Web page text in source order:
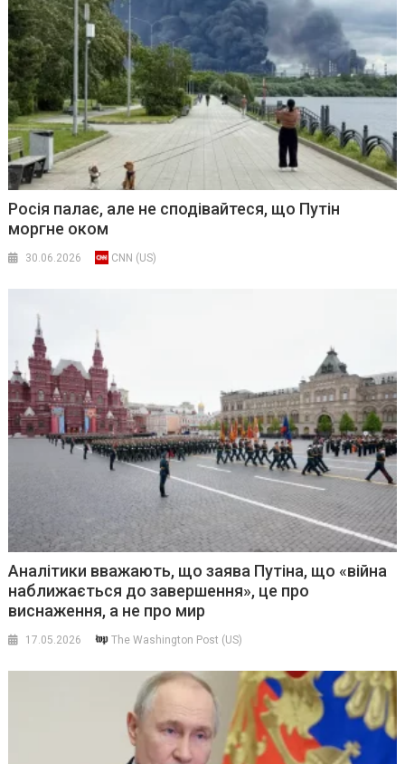
Росія палає, але не сподівайтеся, що Путін
моргне оком
30.06.2026 CNN (US)
Аналітики вважають, що заява Путіна, що «війна
наближається до завершення», це про
виснаження, а не про мир
17.05.2026 The Washington Post (US)